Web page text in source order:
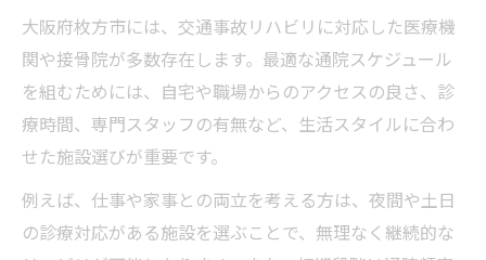
大阪府枚方市には、交通事故リハビリに対応した医療機
関や接骨院が多数存在します。最適な通院スケジュール
を組むためには、自宅や職場からのアクセスの良さ、診
療時間、専門スタッフの有無など、生活スタイルに合わ
せた施設選びが重要です。
例えば、仕事や家事との両立を考える方は、夜間や土日
の診療対応がある施設を選ぶことで、無理なく継続的な